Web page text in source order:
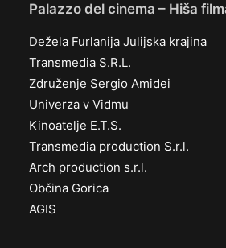
Palazzo del cinema – Hiša
Dežela Furlanija Julijska krajina
Transmedia S.R.L.
Združenje Sergio Amidei
Univerza v Vidmu
Kinoatelje E.T.S.
Transmedia production S.r.l.
Arch production s.r.l.
Občina Gorica
AGIS